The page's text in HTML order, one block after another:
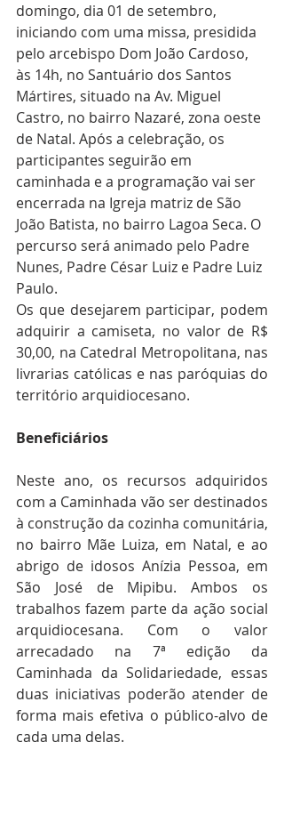
domingo, dia 01 de setembro,
iniciando com uma missa, presidida
pelo arcebispo Dom João Cardoso,
às 14h, no Santuário dos Santos
Mártires, situado na Av. Miguel
Castro, no bairro Nazaré, zona oeste
de Natal. Após a celebração, os
participantes seguirão em
caminhada e a programação vai ser
encerrada na Igreja matriz de São
João Batista, no bairro Lagoa Seca. O
percurso será animado pelo Padre
Nunes, Padre César Luiz e Padre Luiz
Paulo.
Os que desejarem participar, podem
adquirir a camiseta, no valor de R$
30,00, na Catedral Metropolitana, nas
livrarias católicas e nas paróquias do
território arquidiocesano.
Beneficiários
Neste ano, os recursos adquiridos
com a Caminhada vão ser destinados
à construção da cozinha comunitária,
no bairro Mãe Luiza, em Natal, e ao
abrigo de idosos Anízia Pessoa, em
São José de Mipibu. Ambos os
trabalhos fazem parte da ação social
arquidiocesana. Com o valor
arrecadado na 7ª edição da
Caminhada da Solidariedade, essas
duas iniciativas poderão atender de
forma mais efetiva o público-alvo de
cada uma delas.